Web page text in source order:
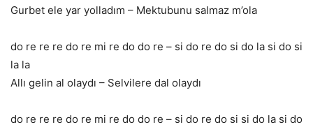
Gurbet ele yar yolladım – Mektubunu salmaz m’ola
do re re re do re mi re do do re – si do re do si do la si do si
la la
Allı gelin al olaydı – Selvilere dal olaydı
do re re re do re mi re do do re – si do re do si si do la si do